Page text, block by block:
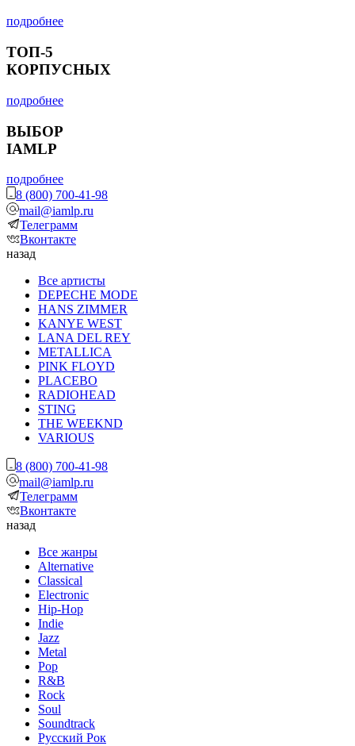
подробнее
ТОП-5
КОРПУСНЫХ
подробнее
ВЫБОР
IAMLP
подробнее
8 (800) 700-41-98
mail@iamlp.ru
Телеграмм
Вконтакте
назад
Все артисты
DEPECHE MODE
HANS ZIMMER
KANYE WEST
LANA DEL REY
METALLICA
PINK FLOYD
PLACEBO
RADIOHEAD
STING
THE WEEKND
VARIOUS
8 (800) 700-41-98
mail@iamlp.ru
Телеграмм
Вконтакте
назад
Все жанры
Alternative
Classical
Electronic
Hip-Hop
Indie
Jazz
Metal
Pop
R&B
Rock
Soul
Soundtrack
Русский Рок